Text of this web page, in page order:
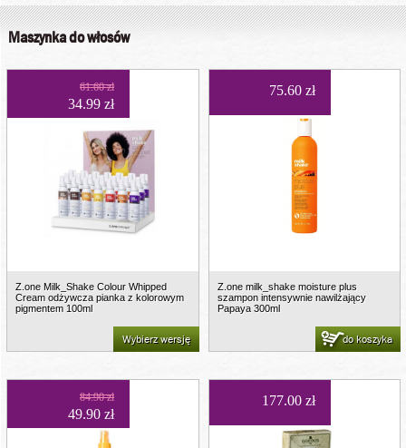
Maszynka do włosów
61.60 zł
34.99 zł
Z.one Milk_Shake Colour Whipped
Cream odżywcza pianka z kolorowym
pigmentem 100ml
Wybierz wersję
75.60 zł
Z.one milk_shake moisture plus
szampon intensywnie nawilżający
Papaya 300ml
do koszyka
84.90 zł
49.90 zł
177.00 zł